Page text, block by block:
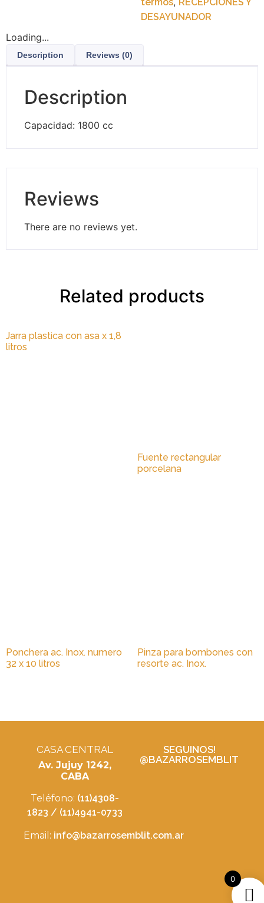
termos RECEPCIONES Y
DESAYUNADOR
Loading...
Description Reviews (0)
Description
Capacidad: 1800 cc
Reviews
There are no reviews yet.
Related products
Jarra plastica con asa x 1,8
litros
Fuente rectangular
porcelana
Ponchera ac. Inox. numero
32 x 10 litros
Pinza para bombones con
resorte ac. Inox.
CASA CENTRAL
Av. Jujuy 1242,
CABA
Teléfono: (11)4308-
1823 / (11)4941-0733
Email: info@bazarrosemblit.com.ar
SEGUINOS!
@BAZARROSEMBLIT
0